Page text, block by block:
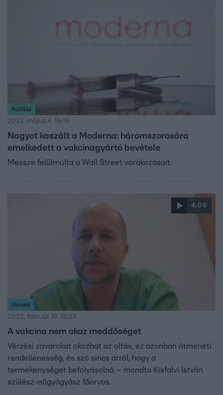
Külföld
2022. május 4. 19:19
Nagyot kaszált a Moderna: háromszorosára
emelkedett a vakcinagyártó bevétele
Messze felülmúlta a Wall Street várakozásait.
4:06
Híradó
2022. február 19. 15:33
A vakcina nem okoz meddőséget
Vérzési zavarokat okozhat az oltás, ez azonban átmeneti
rendellenesség, és szó sincs arról, hogy a
termékenységet befolyásolná – mondta Kisfalvi István
szülész-nőgyógyász főorvos.